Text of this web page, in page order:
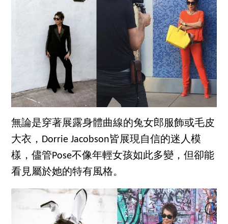
無論是穿著展露身體曲線的兔女郎服飾或毛皮
大衣，Dorrie Jacobson皆展現自信的迷人模
樣，儘管Pose不像年輕女孩如此多變，但卻能
看見屬於她的特有風格。